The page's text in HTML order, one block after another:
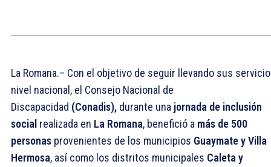
La Romana.– Con el objetivo de seguir llevando sus
nivel nacional, el Consejo Nacional de
Discapacidad (Conadis), durante una jornada de inclusión
social realizada en La Romana, benefició a más de 500
personas provenientes de los municipios Guaymate y Villa
Hermosa, así como los distritos municipales Caleta y